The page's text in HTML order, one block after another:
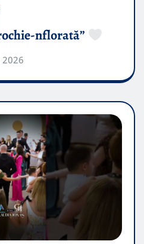
nflorată”
2026